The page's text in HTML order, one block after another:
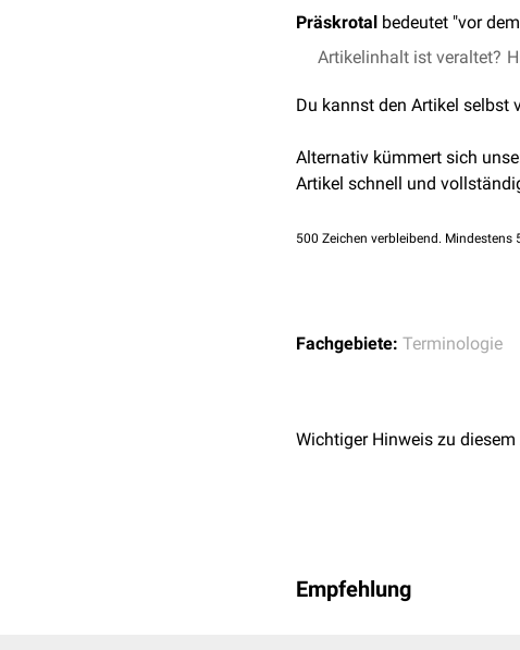
Präskrotal bedeutet "vor dem
Artikelinhalt ist veraltet?
Du kannst den Artikel selbst
Alternativ kümmert sich
Artikel schnell und
500 Zeichen verbleibend. Mindestens
Fachgebiete: Terminologie
Wichtiger Hinweis zu diesem
Empfehlung